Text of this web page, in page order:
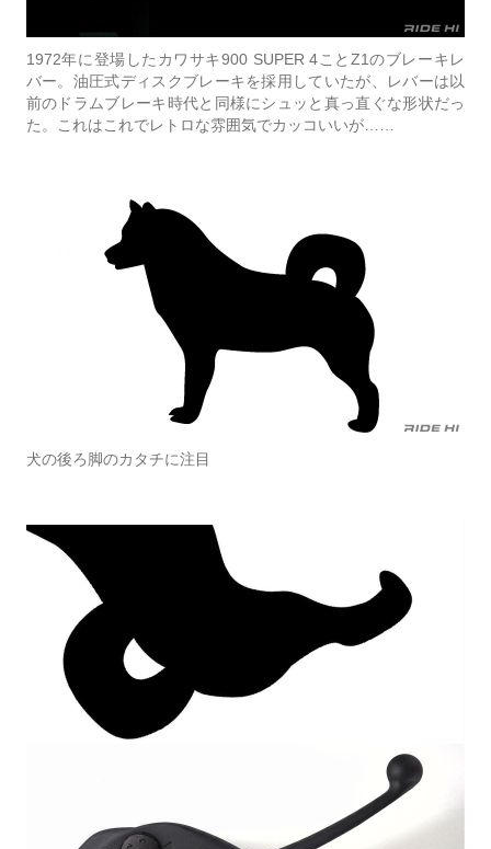
1972年に登場したカワサキ900 SUPER 4ことZ1のブレーキレ
バー。油圧式ディスクブレーキを採用していたが、レバーは以
前のドラムブレーキ時代と同様にシュッと真っ直ぐな形状だっ
た。これはこれでレトロな雰囲気でカッコいいが……
犬の後ろ脚のカタチに注目